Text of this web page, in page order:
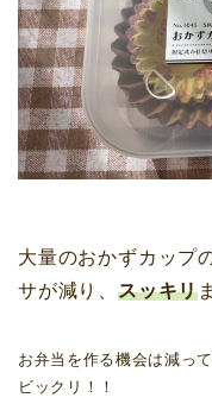
大量のおかずカップ
サが減り、 スッキリ
お弁当を作る機会は減っ
ビックリ！！